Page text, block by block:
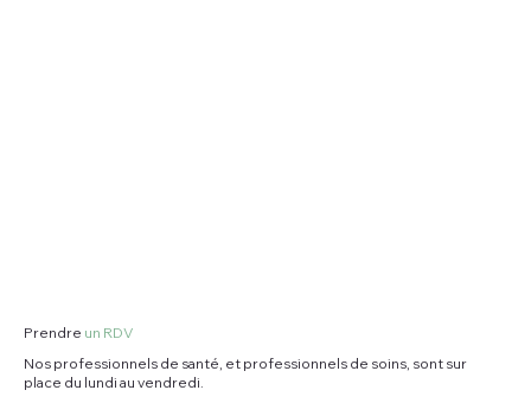
Prendre un RDV
Nos professionnels de santé, et professionnels de soins, sont sur
place du lundi au vendredi.